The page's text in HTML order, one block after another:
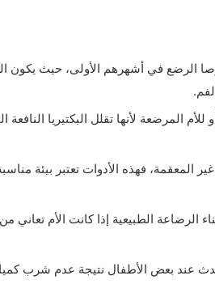
الرضع في أشهرهم الأولى، حيث يكون
المرضعة لأنها تقلل البكتيريا
المعقمة، فهذه الأدوات تعتبر بيئة
الرضاعة الطبيعية إذا كانت الأم
عند بعض الأطفال نتيجة عدم شرب